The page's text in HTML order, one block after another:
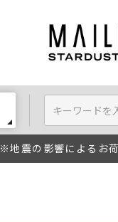
※地震の影響によるお